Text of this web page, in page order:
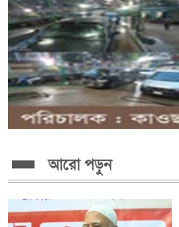
আরো পড়ুন